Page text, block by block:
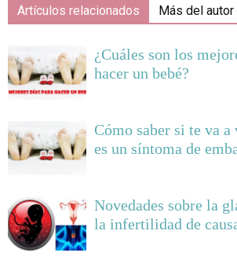
Artículos relacionados Más del autor
¿Cuáles son los
hacer un bebé?
Cómo saber si te va
es un síntoma de
Novedades sobre la
la infertilidad de